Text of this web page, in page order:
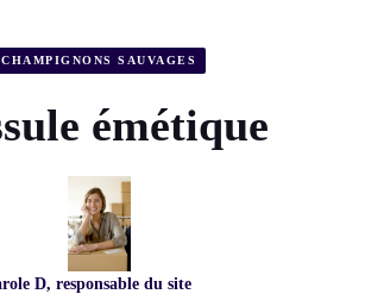
CHAMPIGNONS SAUVAGES
émétique
D, responsable du site